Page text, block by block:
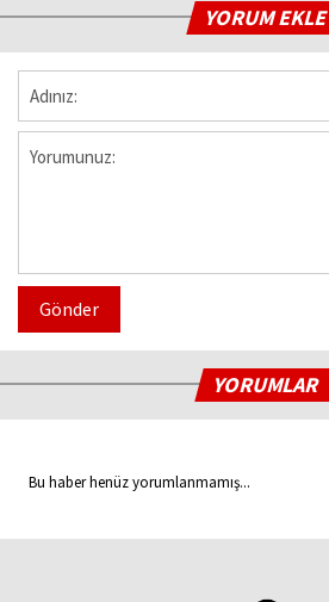
YORUM EKLE
Gönder
YORUMLAR
Bu haber henüz yorumlanmamış...